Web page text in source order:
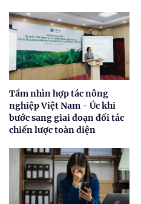
Tầm nhìn hợp tác nông
nghiệp Việt Nam - Úc khi
bước sang giai đoạn đối tác
chiến lược toàn diện